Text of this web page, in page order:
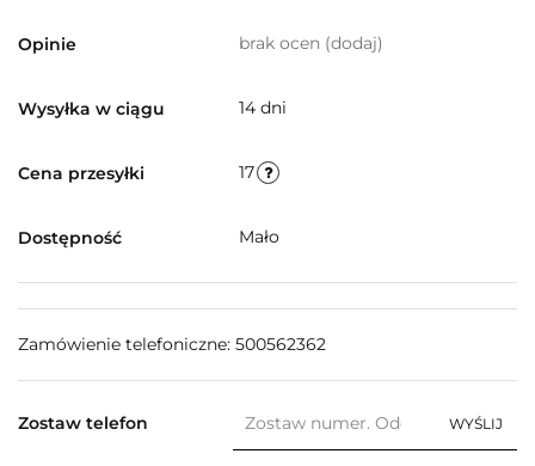
Opinie brak ocen (dodaj)
Wysyłka w ciągu 14 dni
Cena przesyłki 17
Dostępność Mało
Zamówienie telefoniczne: 500562362
Zostaw telefon WYŚLIJ